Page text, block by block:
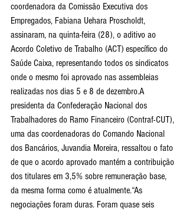
coordenadora da Comissão Executiva dos
Empregados, Fabiana Uehara Proscholdt,
assinaram, na quinta-feira (28), o aditivo ao
Acordo Coletivo de Trabalho (ACT) específico do
Saúde Caixa, representando todos os sindicatos
onde o mesmo foi aprovado nas assembleias
realizadas nos dias 5 e 8 de dezembro.A
presidenta da Confederação Nacional dos
Trabalhadores do Ramo Financeiro (Contraf-CUT),
uma das coordenadoras do Comando Nacional
dos Bancários, Juvandia Moreira, ressaltou o fato
de que o acordo aprovado mantém a contribuição
dos titulares em 3,5% sobre remuneração base,
da mesma forma como é atualmente.“As
negociações foram duras. Foram quase seis